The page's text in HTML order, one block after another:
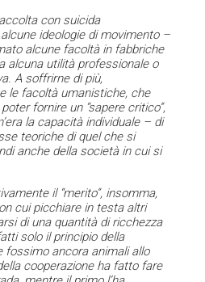
con suicida
ideologie di movimento –
alcune facoltà in fabbriche
alcuna utilità professionale o
A soffrirne di più,
le facoltà umanistiche, che
fornire un “sapere critico”,
la capacità individuale – di
teoriche di quel che si
anche della società in cui si
il “merito”, insomma,
cui picchiare in testa altri
di una quantità di ricchezza
solo il principio della
fossimo ancora animali allo
cooperazione ha fatto fare